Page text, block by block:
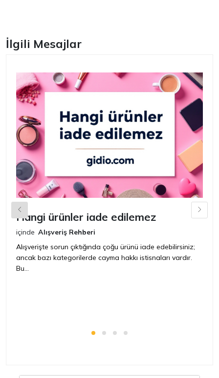
İlgili Mesajlar
Hangi ürünler iade edilemez
içinde Alışveriş Rehberi
Alışverişte sorun çıktığında çoğu ürünü iade edebilirsiniz;
ancak bazı kategorilerde cayma hakkı istisnaları vardır.
Bu...